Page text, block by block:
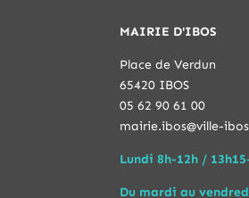
MAIRIE D'IBOS
Place de Verdun
65420 IBOS
05 62 90 61 00
mairie.ibos@ville-
Lundi 8h-12h /
Du mardi au